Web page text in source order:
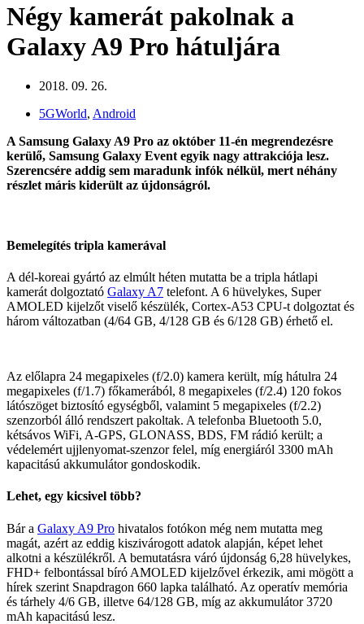
Négy kamerát pakolnak a
Galaxy A9 Pro hátuljára
2018. 09. 26.
5GWorld, Android
A Samsung Galaxy A9 Pro az október 11-én megrendezésre
kerülő, Samsung Galaxy Event egyik nagy attrakciója lesz.
Szerencsére addig sem maradunk infók nélkül, mert néhány
részlet máris kiderült az újdonságról.
Bemelegítés tripla kamerával
A dél-koreai gyártó az elmúlt héten mutatta be a tripla hátlapi
kamerát dolgoztató Galaxy A7 telefont. A 6 hüvelykes, Super
AMOLED kijelzőt viselő készülék, Cortex-A53 CPU-t dolgoztat és
három változatban (4/64 GB, 4/128 GB és 6/128 GB) érhető el.
Az előlapra 24 megapixeles (f/2.0) kamera került, míg hátulra 24
megapixeles (f/1.7) főkamerából, 8 megapixeles (f/2.4) 120 fokos
látószöget biztosító egységből, valamint 5 megapixeles (f/2.2)
szenzorból álló rendszert pakoltak. A telefonba Bluetooth 5.0,
kétsávos WiFi, A-GPS, GLONASS, BDS, FM rádió került; a
védelemért ujjlenyomat-szenzor felel, míg energiáról 3300 mAh
kapacitású akkumulátor gondoskodik.
Lehet, egy kicsivel több?
Bár a Galaxy A9 Pro hivatalos fotókon még nem mutatta meg
magát, azért az eddig kiszivárogott adatok alapján, képet lehet
alkotni a készülékről. A bemutatásra váró újdonság 6,28 hüvelykes,
FHD+ felbontással bíró AMOLED kijelzővel érkezik, ami mögött a
hírek szerint Snapdragon 660 lapka található. Az operatív memória
és tárhely 4/6 GB, illetve 64/128 GB, míg az akkumulátor 3720
mAh kapacitású lesz.